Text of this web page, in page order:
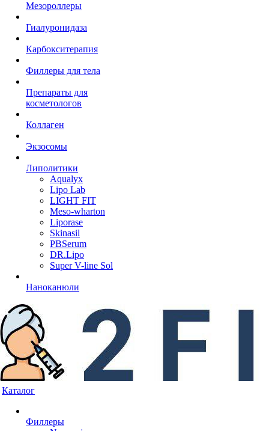
Мезороллеры
Гиалуронидаза
Карбокситерапия
Филлеры для тела
Препараты для
косметологов
Коллаген
Экзосомы
Липолитики
Aqualyx
Lipo Lab
LIGHT FIT
Meso-wharton
Liporase
Skinasil
PBSerum
DR.Lipo
Super V-line Sol
Наноканюли
Каталог
Филлеры